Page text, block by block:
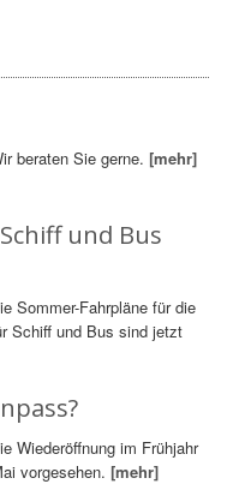
beraten Sie gerne.[mehr]
und Bus
Sommer-Fahrpläne für die
Schiff und Bus sind jetzt
Wiederöffnung im Frühjahr
vorgesehen.[mehr]